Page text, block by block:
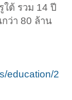
ต้ รวม 14 ปี
ว่า 80 ล้าน
education/2